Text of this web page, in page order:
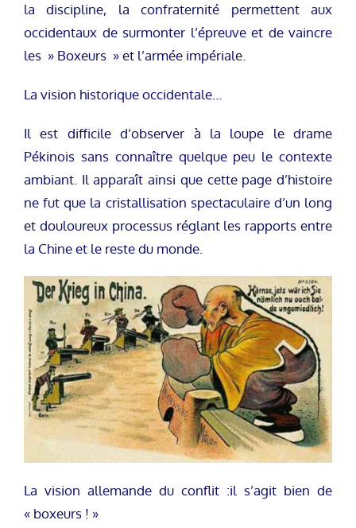
la discipline, la confraternité permettent aux
occidentaux de surmonter l’épreuve et de vaincre
les » Boxeurs » et l’armée impériale.
La vision historique occidentale…
Il est difficile d’observer à la loupe le drame
Pékinois sans connaître quelque peu le contexte
ambiant. Il apparaît ainsi que cette page d’histoire
ne fut que la cristallisation spectaculaire d’un long
et douloureux processus réglant les rapports entre
la Chine et le reste du monde.
La vision allemande du conflit :il s’agit bien de
« boxeurs ! »